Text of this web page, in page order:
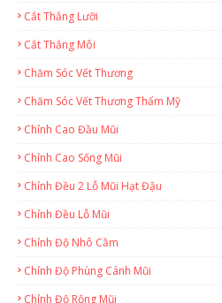
Cắt Thắng Lưỡi
Cắt Thắng Môi
Chăm Sóc Vết Thương
Chăm Sóc Vết Thương Thẩm Mỹ
Chỉnh Cao Đầu Mũi
Chỉnh Cao Sống Mũi
Chỉnh Đều 2 Lỗ Mũi Hạt Đậu
Chỉnh Đều Lỗ Mũi
Chỉnh Độ Nhô Cằm
Chỉnh Độ Phùng Cánh Mũi
Chỉnh Độ Rộng Mũi